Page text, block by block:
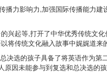
播力影响力,加强国际传播能力
兴起等,打开了中华优秀传统文
将传统文化融入故事中娓娓道
决选的孩子具备了将英语作为
因未能参与到复选和总决选